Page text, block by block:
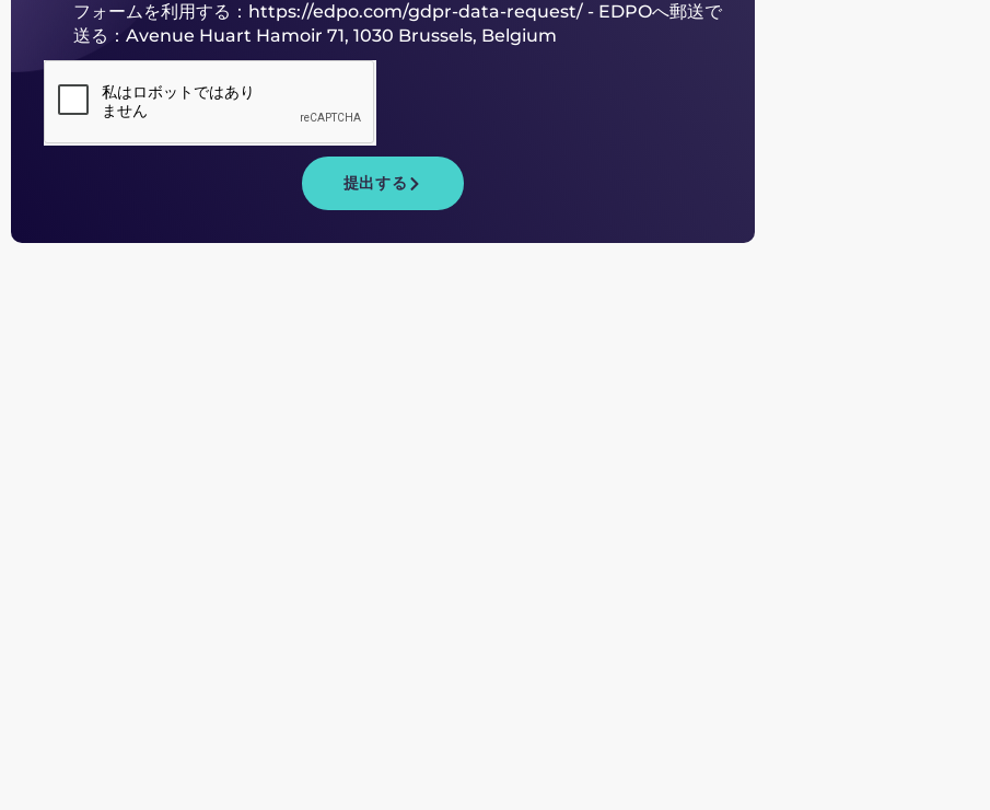
フォームを利用する： https://edpo.com/gdpr-data-request/ - EDPOへ郵送で
送る：Avenue Huart Hamoir 71, 1030 Brussels, Belgium
提出する